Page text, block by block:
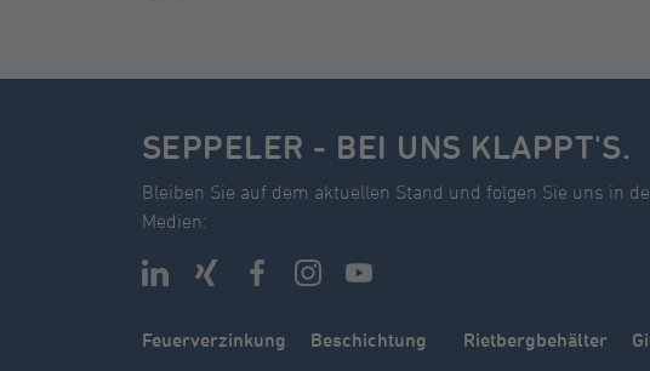
SEPPELER - BEI UNS KLAPPT'S.
Bleiben Sie auf dem aktuellen Stand und folgen Sie uns in
Medien:
Feuerverzinkung Beschichtung Rietbergbehälter